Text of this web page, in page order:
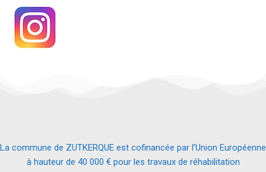
La commune de ZUTKERQUE est cofinancée par l’Union Européenne
à hauteur de 40 000 € pour les travaux de réhabilitation